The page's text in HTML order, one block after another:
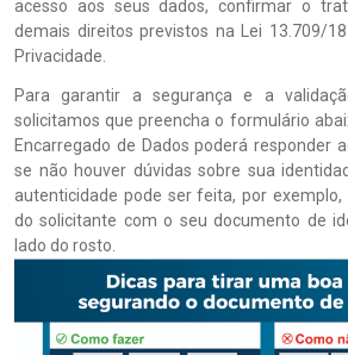
acesso aos seus dados, confirmar o
demais direitos previstos na Lei 13.709/
Privacidade.
Para garantir a segurança e a
solicitamos que preencha o formulário
Encarregado de Dados poderá responder
se não houver dúvidas sobre sua
autenticidade pode ser feita, por
do solicitante com o seu documento de
lado do rosto.